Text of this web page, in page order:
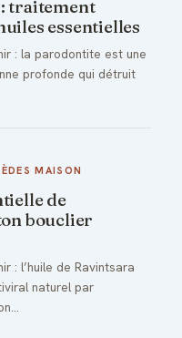
traitement
essentielles
: la parodontite est une
profonde qui détruit
MAISON
de
bouclier
: l’huile de Ravintsara
naturel par